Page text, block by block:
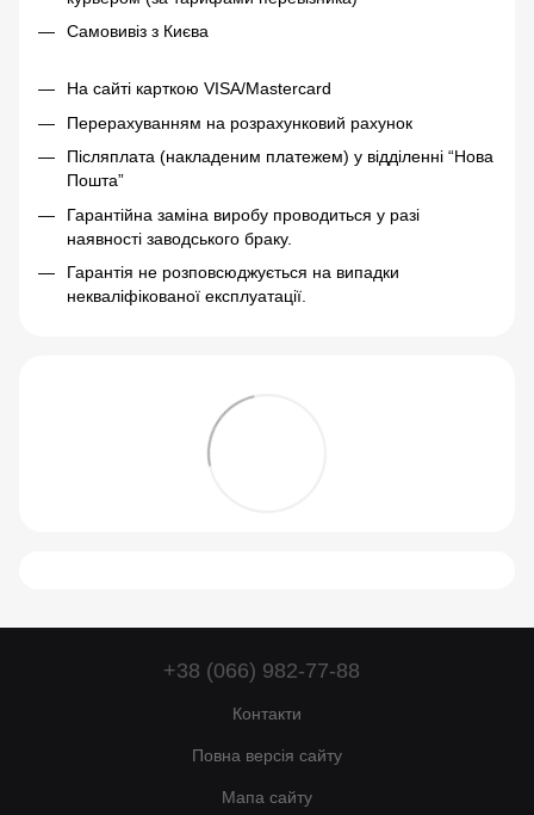
Самовивіз з Києва
На сайті карткою VISA/Mastercard
Перерахуванням на розрахунковий рахунок
Післяплата (накладеним платежем) у відділенні “Нова
Пошта”
Гарантійна заміна виробу проводиться у разі
наявності заводського браку.
Гарантія не розповсюджується на випадки
некваліфікованої експлуатації.
+38 (066) 982-77-88
Контакти
Повна версія сайту
Мапа сайту